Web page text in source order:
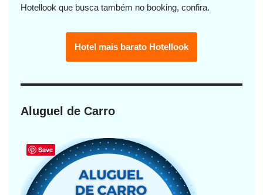
Hotellook que busca também no booking, confira.
Hotel mais barato Hotellook
Aluguel de Carro
Save